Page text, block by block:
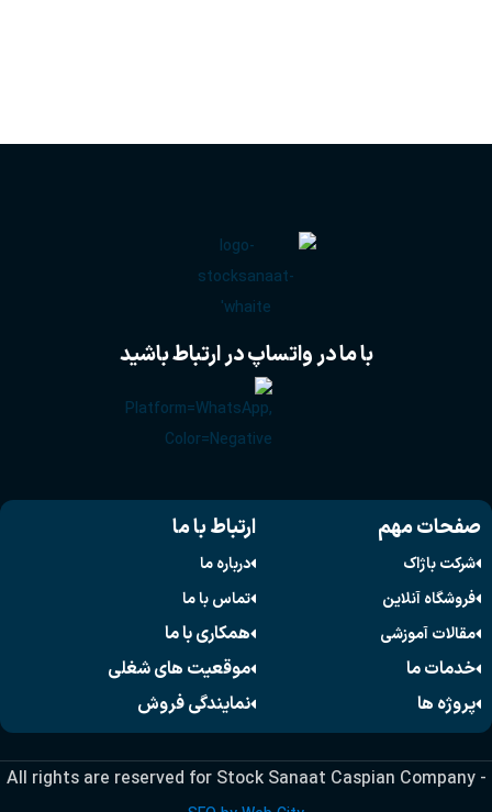
با ما در واتساپ در ارتباط باشید
صفحات مهم
شرکت باژاک
فروشگاه آنلاین
مقالات آموزشی
خدمات ما
پروژه ها
ارتباط با ما
درباره ما
تماس با ما
همکاری با ما
موقعیت های شغلی
نمایندگی فروش
All rights are reserved for Stock Sanaat Caspian Company -